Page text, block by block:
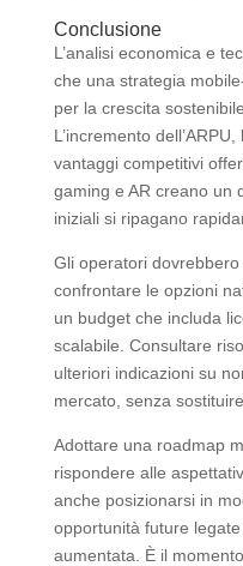
Conclusione
L’analisi economica e
che una strategia
per la crescita
L’incremento
vantaggi competitivi
gaming e AR creano un
iniziali si ripagano
Gli operatori
confrontare le opzioni
un budget che includa
scalabile. Consultare
ulteriori indicazioni su
mercato, senza
Adottare una roadmap
rispondere alle
anche posizionarsi in
opportunità future
aumentata. È il